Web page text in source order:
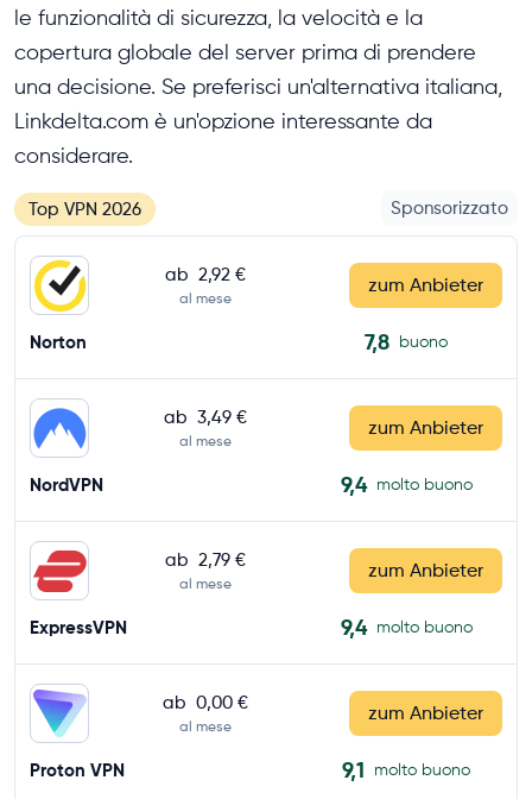
le funzionalità di sicurezza, la velocità e la
copertura globale del server prima di prendere
una decisione. Se preferisci un'alternativa italiana,
Linkdelta.com è un'opzione interessante da
considerare.
Top VPN 2026 Sponsorizzato
ab 2,92 €
al mese
zum Anbieter
Norton 7,8 buono
ab 3,49 €
al mese
zum Anbieter
NordVPN 9,4 molto buono
ab 2,79 €
al mese
zum Anbieter
ExpressVPN 9,4 molto buono
ab 0,00 €
al mese
zum Anbieter
Proton VPN 9,1 molto buono